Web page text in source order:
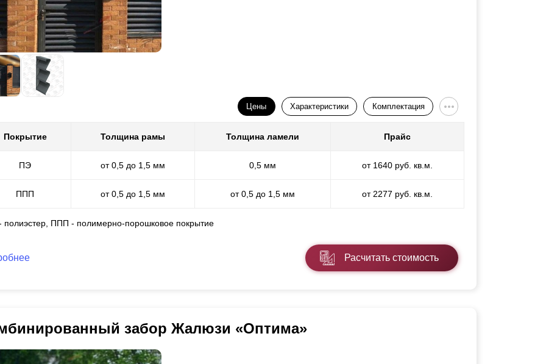
Цены Характеристики Комплектация
Покрытие Толщина рамы Толщина ламели Прайс
ПЭ от 0,5 до 1,5 мм 0,5 мм от 1640 руб. кв.м.
ППП от 0,5 до 1,5 мм от 0,5 до 1,5 мм от 2277 руб. кв.м.
полиэстер, ППП - полимерно-порошковое покрытие
Расчитать стоимость
забор Жалюзи «Оптима»